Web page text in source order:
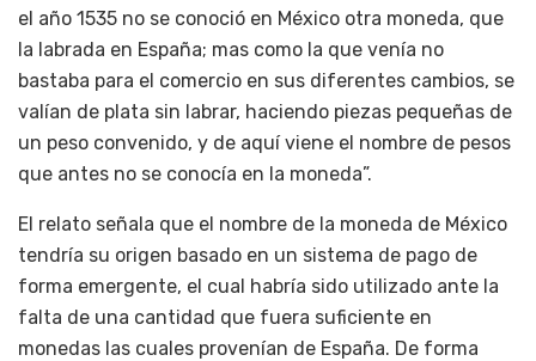
el año 1535 no se conoció en México otra moneda, que
la labrada en España; mas como la que venía no
bastaba para el comercio en sus diferentes cambios, se
valían de plata sin labrar, haciendo piezas pequeñas de
un peso convenido, y de aquí viene el nombre de pesos
que antes no se conocía en la moneda”.
El relato señala que el nombre de la moneda de México
tendría su origen basado en un sistema de pago de
forma emergente, el cual habría sido utilizado ante la
falta de una cantidad que fuera suficiente en
monedas las cuales provenían de España. De forma